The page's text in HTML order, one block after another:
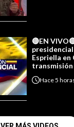
🔴EN
Espriella en
transmisión
Hace5